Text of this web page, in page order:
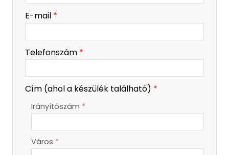
-
-
-
E-mail *
Telefonszám *
Cím (ahol a készülék található) *
Irányítószám *
Város *